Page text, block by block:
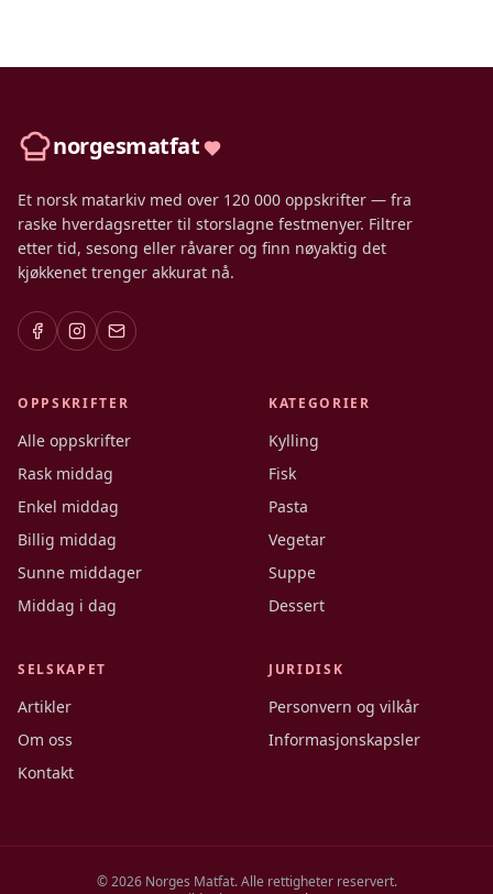
norgesmatfat
Et norsk matarkiv med over 120 000 oppskrifter — fra
raske hverdagsretter til storslagne festmenyer. Filtrer
etter tid, sesong eller råvarer og finn nøyaktig det
kjøkkenet trenger akkurat nå.
OPPSKRIFTER
Alle oppskrifter
Rask middag
Enkel middag
Billig middag
Sunne middager
Middag i dag
KATEGORIER
Kylling
Fisk
Pasta
Vegetar
Suppe
Dessert
SELSKAPET
Artikler
Om oss
Kontakt
JURIDISK
Personvern og vilkår
Informasjonskapsler
©2026Norges Matfat. Alle rettigheter reservert.